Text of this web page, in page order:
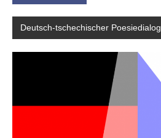
Deutsch-tschechischer Poesiedialog